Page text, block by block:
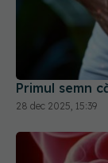
Primul semn
28 dec 2025, 15:39